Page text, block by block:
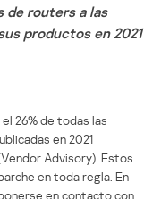
de routers a las
productos en 2021
26% de todas las
en 2021
Advisory). Estos
en toda regla. En
en contacto con